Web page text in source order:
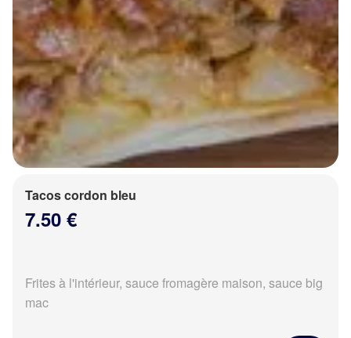
Tacos cordon bleu
7.50 €
Frites à l'intérieur, sauce fromagère maison, sauce big
mac